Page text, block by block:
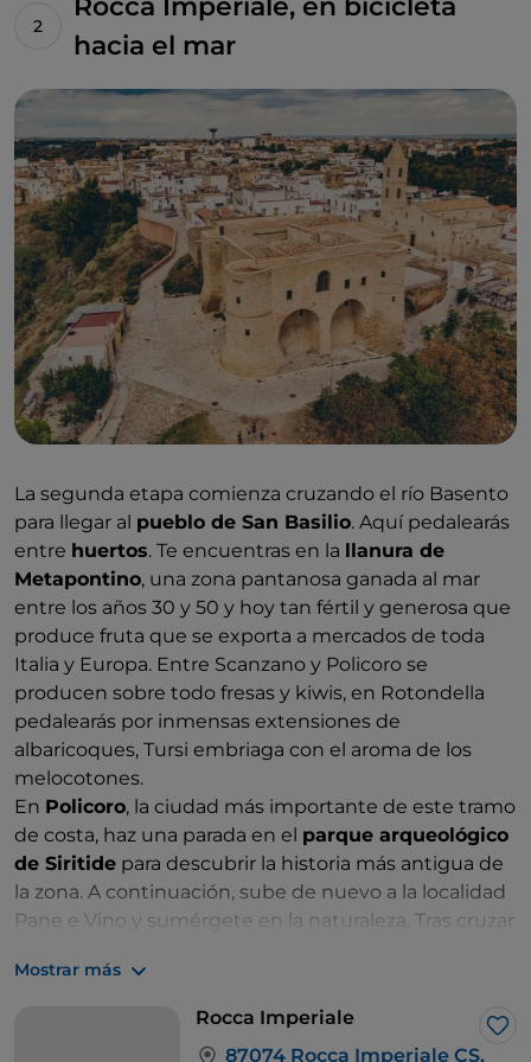
imponente vestigio de la Magna Grecia.
Te encuentras al final de la primera etapa, después
un merecido descanso en una masía donde podrás
degustar platos tradicionales y reponer fuerzas para
el día siguiente.
Rocca Imperiale, en bicicleta
hacia el mar
La segunda etapa comienza cruzando el río Basento
para llegar al pueblo de San Basilio. Aquí pedalearás
entre huertos. Te encuentras en la llanura de
Metapontino, una zona pantanosa ganada al mar
entre los años 30 y 50 y hoy tan fértil y generosa que
produce fruta que se exporta a mercados de toda
Italia y Europa. Entre Scanzano y Policoro se
producen sobre todo fresas y kiwis, en Rotondella
pedalearás por inmensas extensiones de
albaricoques, Tursi embriaga con el aroma de los
melocotones.
En Policoro, la ciudad más importante de este tramo
de costa, haz una parada en el parque arqueológico
de Siritide para descubrir la historia más antigua de
la zona. A continuación, sube de nuevo a la localidad
Pane e Vino y sumérgete en la naturaleza. Tras cruzar
Siri, pero primero detente para admirar las
Aprovecha las carreteras de circunvalación que
Mostrar más
Rocca Imperiale
Me
87074 Rocca Imperiale CS,